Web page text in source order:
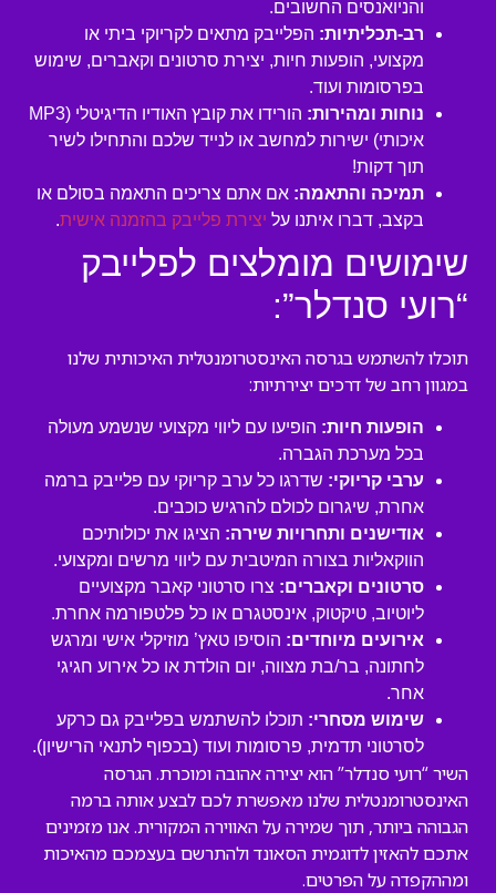
והניואנסים החשובים.
רב-תכליתיות: הפלייבק מתאים לקריוקי ביתי או
מקצועי, הופעות חיות, יצירת סרטונים וקאברים, שימוש
בפרסומות ועוד.
נוחות ומהירות:
הורידו את קובץ האודיו הדיגיטלי (MP3
איכותי) ישירות למחשב או לנייד שלכם והתחילו לשיר
תוך דקות!
תמיכה והתאמה: אם אתם צריכים התאמה בסולם או
בקצב, דברו איתנו על יצירת פלייבק בהזמנה אישית.
שימושים מומלצים לפלייבק
“רועי סנדלר”:
תוכלו להשתמש בגרסה האינסטרומנטלית האיכותית שלנו
במגוון רחב של דרכים יצירתיות:
הופעות חיות: הופיעו עם ליווי מקצועי שנשמע מעולה
בכל מערכת הגברה.
ערבי קריוקי: שדרגו כל ערב קריוקי עם פלייבק ברמה
אחרת, שיגרום לכולם להרגיש כוכבים.
אודישנים ותחרויות שירה: הציגו את יכולותיכם
הווקאליות בצורה המיטבית עם ליווי מרשים ומקצועי.
סרטונים וקאברים: צרו סרטוני קאבר מקצועיים
ליוטיוב, טיקטוק, אינסטגרם או כל פלטפורמה אחרת.
אירועים מיוחדים: הוסיפו טאץ’ מוזיקלי אישי ומרגש
לחתונה, בר/בת מצווה, יום הולדת או כל אירוע חגיגי
אחר.
שימוש מסחרי: תוכלו להשתמש בפלייבק גם כרקע
לסרטוני תדמית, פרסומות ועוד (בכפוף לתנאי הרישיון).
השיר “רועי סנדלר” הוא יצירה אהובה ומוכרת. הגרסה
האינסטרומנטלית שלנו מאפשרת לכם לבצע אותה ברמה
הגבוהה ביותר, תוך שמירה על האווירה המקורית. אנו מזמינים
אתכם להאזין לדוגמית הסאונד ולהתרשם בעצמכם מהאיכות
ומההקפדה על הפרטים.